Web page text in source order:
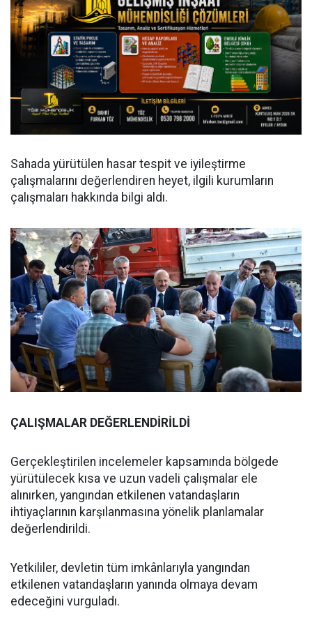
Sahada yürütülen hasar tespit ve iyileştirme
çalışmalarını değerlendiren heyet, ilgili kurumların
çalışmaları hakkında bilgi aldı.
ÇALIŞMALAR DEĞERLENDİRİLDİ
Gerçekleştirilen incelemeler kapsamında bölgede
yürütülecek kısa ve uzun vadeli çalışmalar ele
alınırken, yangından etkilenen vatandaşların
ihtiyaçlarının karşılanmasına yönelik planlamalar
değerlendirildi.
Yetkililer, devletin tüm imkânlarıyla yangından
etkilenen vatandaşların yanında olmaya devam
edeceğini vurguladı.